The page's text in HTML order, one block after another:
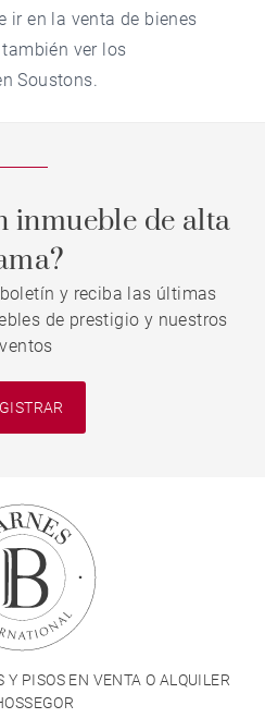
ir en la venta de bienes
ver los
Soustons.
inmueble de alta
y reciba las últimas
de prestigio y nuestros
Y PISOS EN VENTA O ALQUILER